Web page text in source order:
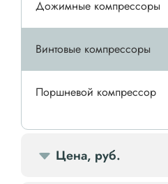
Дожимные компрессоры
Винтовые компрессоры
Поршневой компрессор
Спиральные компрессоры
Цена, руб.